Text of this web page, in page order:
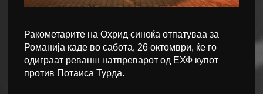
Ракометарите на Охрид синоќа отпатуваа за
Романија каде во сабота, 26 октомври, ќе го
одиграат реванш натпреварот од ЕХФ купот
против Потаиса Турда.